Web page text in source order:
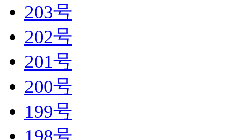
203号
202号
201号
200号
199号